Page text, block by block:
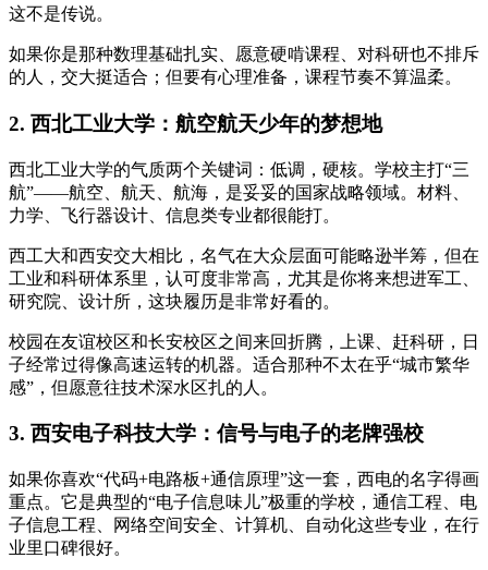
这不是传说。
如果你是那种数理基础扎实、愿意硬啃课程、对科研也不排斥
的人，交大挺适合；但要有心理准备，课程节奏不算温柔。
2. 西北工业大学：航空航天少年的梦想地
西北工业大学的气质两个关键词：低调，硬核。学校主打“三
航”——航空、航天、航海，是妥妥的国家战略领域。材料、
力学、飞行器设计、信息类专业都很能打。
西工大和西安交大相比，名气在大众层面可能略逊半筹，但在
工业和科研体系里，认可度非常高，尤其是你将来想进军工、
研究院、设计所，这块履历是非常好看的。
校园在友谊校区和长安校区之间来回折腾，上课、赶科研，日
子经常过得像高速运转的机器。适合那种不太在乎“城市繁华
感”，但愿意往技术深水区扎的人。
3. 西安电子科技大学：信号与电子的老牌强校
如果你喜欢“代码+电路板+通信原理”这一套，西电的名字得画
重点。它是典型的“电子信息味儿”极重的学校，通信工程、电
子信息工程、网络空间安全、计算机、自动化这些专业，在行
业里口碑很好。